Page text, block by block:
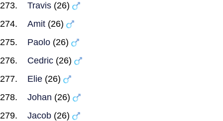
Travis (26)
Amit (26)
Paolo (26)
Cedric (26)
Elie (26)
Johan (26)
Jacob (26)